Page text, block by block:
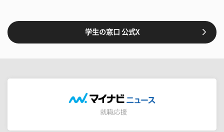
学生の窓口 公式X